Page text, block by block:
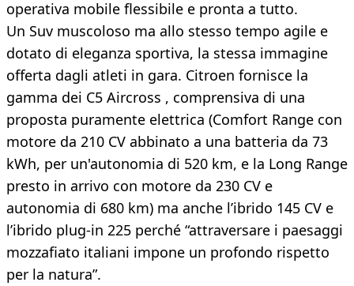
operativa mobile flessibile e pronta a tutto.
Un Suv muscoloso ma allo stesso tempo agile e
dotato di eleganza sportiva, la stessa immagine
offerta dagli atleti in gara. Citroen fornisce la
gamma dei C5 Aircross , comprensiva di una
proposta puramente elettrica (Comfort Range con
motore da 210 CV abbinato a una batteria da 73
kWh, per un'autonomia di 520 km, e la Long Range
presto in arrivo con motore da 230 CV e
autonomia di 680 km) ma anche l’ibrido 145 CV e
l’ibrido plug-in 225 perché “attraversare i paesaggi
mozzafiato italiani impone un profondo rispetto
per la natura”.